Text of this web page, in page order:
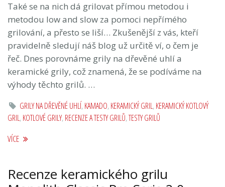
Také se na nich dá grilovat přímou metodou i
metodou low and slow za pomoci nepřímého
grilování, a přesto se liší… Zkušenější z vás, kteří
pravidelně sledují náš blog už určitě ví, o čem je
řeč. Dnes porovnáme grily na dřevěné uhlí a
keramické grily, což znamená, že se podíváme na
výhody těchto grilů. …
GRILY NA DŘEVĚNÉ UHLÍ,KAMADO,KERAMICKÝ GRIL,KERAMICKÝ KOTLOVÝ
GRIL,KOTLOVÉ GRILY,RECENZE A TESTY GRILŮ,TESTY GRILŮ
VÍCE
Recenze keramického grilu